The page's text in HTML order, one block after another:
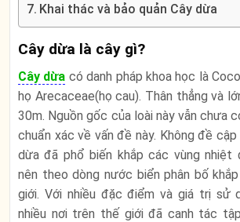
Khai thác và bảo quản Cây dừa
Cây dừa là cây gì?
Cây dừa có danh pháp khoa học là
họ Arecaceae(họ cau). Thân thẳng và
30m. Nguồn gốc của loài này vẫn chưa
chuẩn xác về vấn đề này. Không đề
dừa đã phổ biến khắp các vùng nhiệt
nên theo dòng nước biển phân bố
giới. Với nhiều đặc điểm và giá trị sử
nhiều nơi trên thế giới đã canh tác